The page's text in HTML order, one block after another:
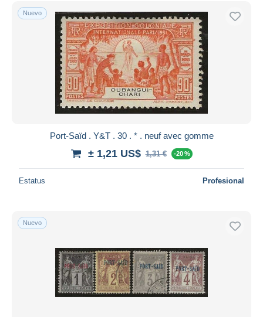
Sólo con descuento
Envío gratis
Métodos de pago
PayPal
Transferencia bancaria
Visa
Mastercard
iDeal
Maestro
Deseleccionar todo
Aplicar
Nuevo
Port-Saïd . Y&T . 30 . * . neuf avec gomme
± 1,21 US$ 1,31 € -20 %
Estatus Profesional
Nuevo